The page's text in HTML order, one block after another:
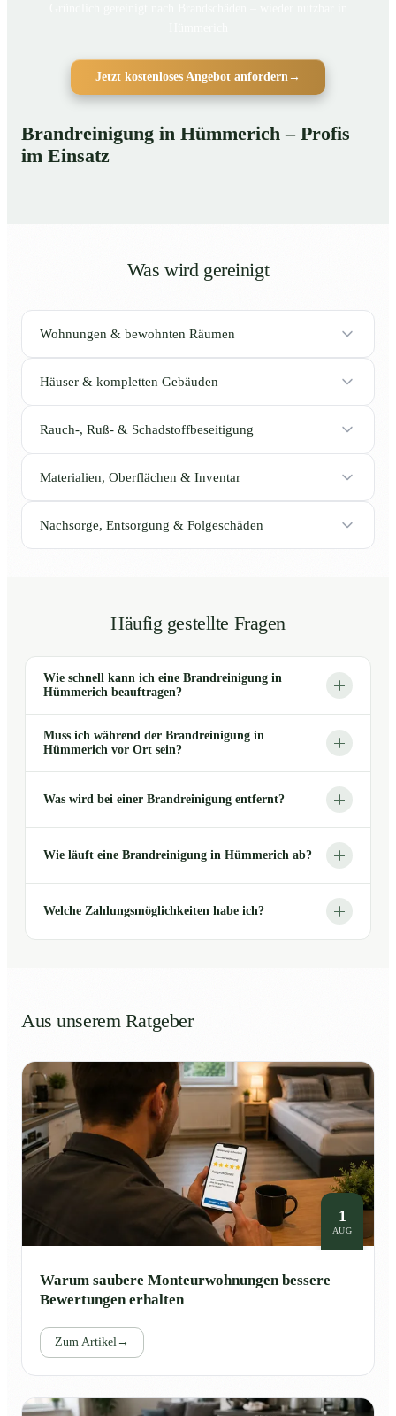
Jetzt kostenloses Angebot anfordern→
Brandreinigung in Hümmerich – Profis
im Einsatz
Was wird gereinigt
Wohnungen & bewohnten Räumen
Häuser & kompletten Gebäuden
Rauch-, Ruß- & Schadstoffbeseitigung
Materialien, Oberflächen & Inventar
Nachsorge, Entsorgung & Folgeschäden
Häufig gestellte Fragen
Wie schnell kann ich eine Brandreinigung in
Hümmerich beauftragen?
Muss ich während der Brandreinigung in
Hümmerich vor Ort sein?
Was wird bei einer Brandreinigung entfernt?
Wie läuft eine Brandreinigung in Hümmerich ab?
Welche Zahlungsmöglichkeiten habe ich?
Aus unserem Ratgeber
1
AUG
Warum saubere Monteurwohnungen bessere
Bewertungen erhalten
Zum Artikel→